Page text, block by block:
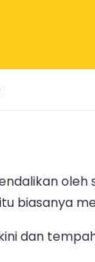
oleh
biasanya
dan